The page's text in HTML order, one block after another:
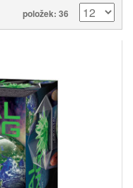
položek: 36